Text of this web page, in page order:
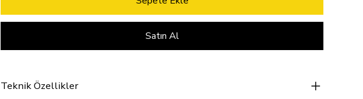
Satın Al
Teknik Özellikler